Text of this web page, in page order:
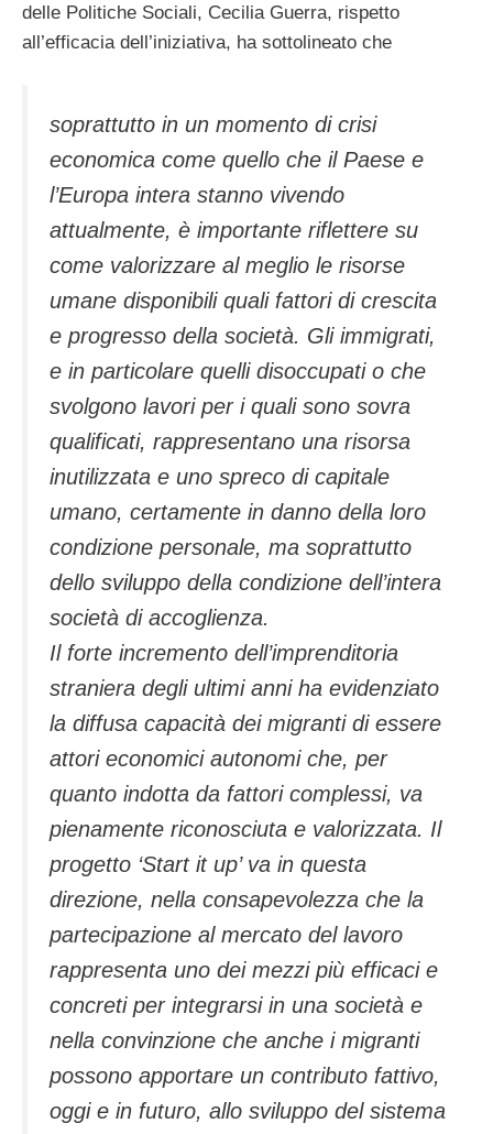
delle Politiche Sociali, Cecilia Guerra, rispetto
all’efficacia dell’iniziativa, ha sottolineato che
soprattutto in un momento di crisi
economica come quello che il Paese e
l’Europa intera stanno vivendo
attualmente, è importante riflettere su
come valorizzare al meglio le risorse
umane disponibili quali fattori di crescita
e progresso della società. Gli immigrati,
e in particolare quelli disoccupati o che
svolgono lavori per i quali sono sovra
qualificati, rappresentano una risorsa
inutilizzata e uno spreco di capitale
umano, certamente in danno della loro
condizione personale, ma soprattutto
dello sviluppo della condizione dell’intera
società di accoglienza.
Il forte incremento dell’imprenditoria
straniera degli ultimi anni ha evidenziato
la diffusa capacità dei migranti di essere
attori economici autonomi che, per
quanto indotta da fattori complessi, va
pienamente riconosciuta e valorizzata. Il
progetto ‘Start it up’ va in questa
direzione, nella consapevolezza che la
partecipazione al mercato del lavoro
rappresenta uno dei mezzi più efficaci e
concreti per integrarsi in una società e
nella convinzione che anche i migranti
possono apportare un contributo fattivo,
oggi e in futuro, allo sviluppo del sistema